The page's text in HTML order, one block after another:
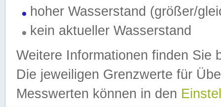
hoher Wasserstand (größer/
kein aktueller Wasserstand
Weitere Informationen finden Sie
Die jeweiligen Grenzwerte für
Messwerten können in den